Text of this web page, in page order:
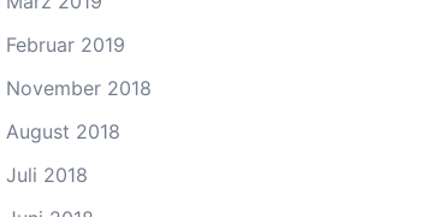
Februar 2019
November 2018
August 2018
Juli 2018